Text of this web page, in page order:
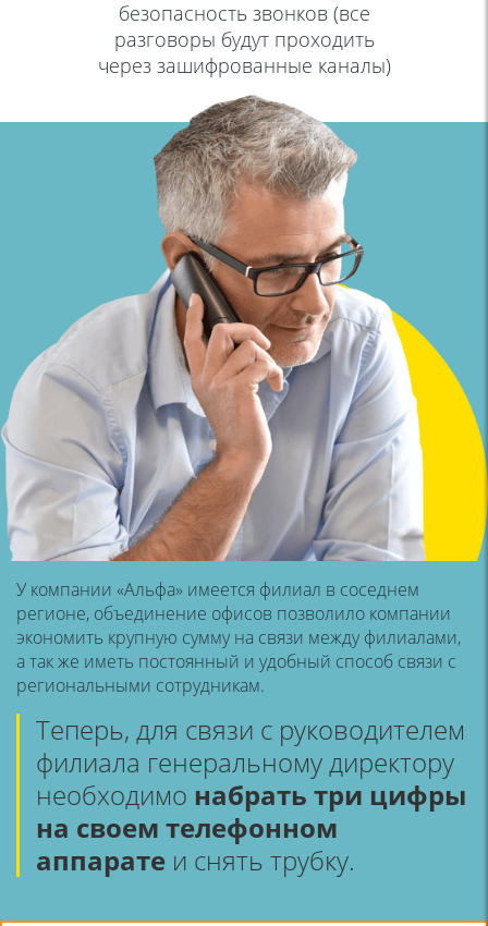
безопасность звонков (все
разговоры будут проходить
через зашифрованные каналы)
У компании «Альфа» имеется филиал в соседнем
регионе, объединение офисов позволило компании
экономить крупную сумму на связи между филиалами,
а так же иметь постоянный и удобный способ связи с
региональными сотрудникам.
Теперь, для связи с руководителем
филиала генеральному директору
необходимо набрать три цифры
на своем телефонном
аппарате и снять трубку.